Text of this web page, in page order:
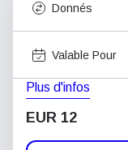
Donnés
Valable Pour
Plus d'infos
EUR 12